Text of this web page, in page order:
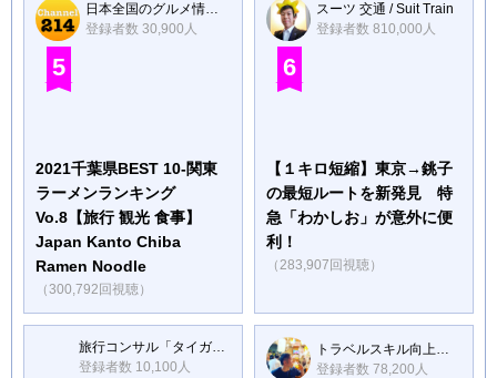
日本全国のグルメ情報【チャンネル214】
登録者数 30,900人
5
2021千葉県BEST 10-関東
ラーメンランキング
Vo.8【旅行 観光 食事】
Japan Kanto Chiba
Ramen Noodle
（300,792回視聴）
スーツ 交通 / Suit Train
登録者数 810,000人
6
【１キロ短縮】東京→銚子
の最短ルートを新発見 特
急「わかしお」が意外に便
利！
（283,907回視聴）
旅行コンサル「タイガ&まよ」
登録者数 10,100人
トラベルスキル向上委員会
登録者数 78,200人